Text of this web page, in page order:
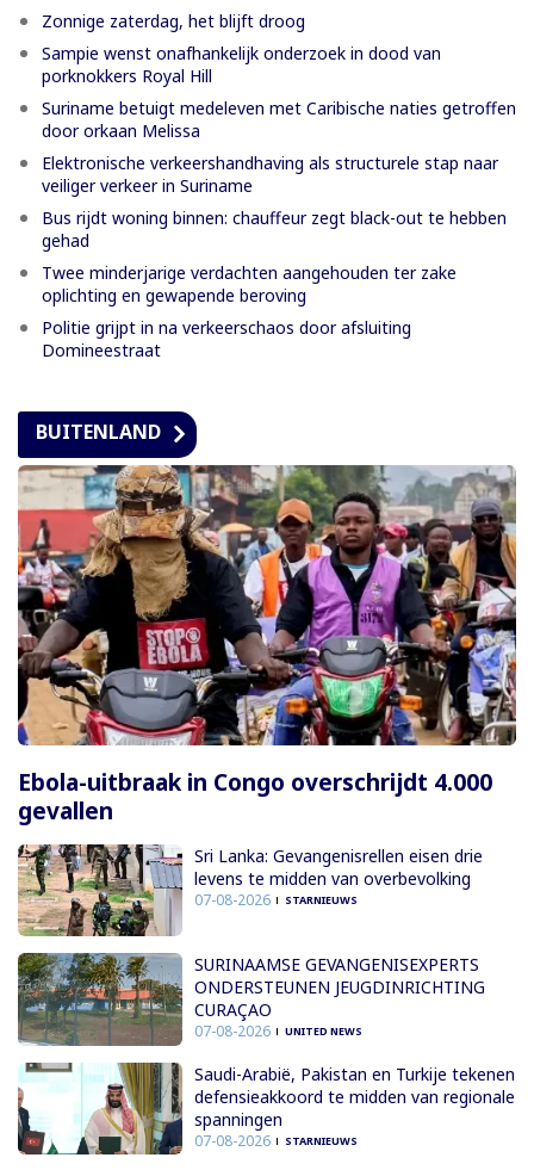
Zonnige zaterdag, het blijft droog
Sampie wenst onafhankelijk onderzoek in dood van
porknokkers Royal Hill
Suriname betuigt medeleven met Caribische naties getroffen
door orkaan Melissa
Elektronische verkeershandhaving als structurele stap naar
veiliger verkeer in Suriname
Bus rijdt woning binnen: chauffeur zegt black-out te hebben
gehad
Twee minderjarige verdachten aangehouden ter zake
oplichting en gewapende beroving
Politie grijpt in na verkeerschaos door afsluiting
Domineestraat
BUITENLAND
Ebola-uitbraak in Congo overschrijdt 4.000
gevallen
Sri Lanka: Gevangenisrellen eisen drie
levens te midden van overbevolking
07-08-2026 STARNIEUWS
SURINAAMSE GEVANGENISEXPERTS
ONDERSTEUNEN JEUGDINRICHTING
CURAÇAO
07-08-2026 UNITED NEWS
Saudi-Arabië, Pakistan en Turkije tekenen
defensieakkoord te midden van regionale
spanningen
07-08-2026 STARNIEUWS